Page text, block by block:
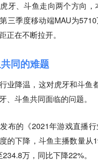
牙、斗鱼走向两个方向
三季度移动端MAU为
正在不断拉开。
同的难题
业降温，这对虎牙和斗鱼
、斗鱼共同面临的问题。
布的《2021年游戏直播
的下降，斗鱼主播数量从
万，同比下降22%。